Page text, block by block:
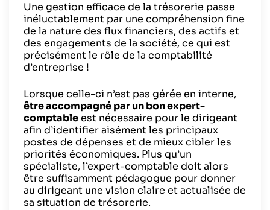
Une gestion efficace de la trésorerie passe
inéluctablement par une compréhension fine
de la nature des flux financiers, des actifs et
des engagements de la société, ce qui est
précisément le rôle de la comptabilité
d’entreprise !
Lorsque celle-ci n’est pas gérée en interne,
être accompagné par un bon expert-
comptableest nécessaire pour le dirigeant
afin d’identifier aisément les principaux
postes de dépenses et de mieux cibler les
priorités économiques. Plus qu’un
spécialiste, l’expert-comptable doit alors
être suffisamment pédagogue pour donner
au dirigeant une vision claire et actualisée de
sa situation de trésorerie.